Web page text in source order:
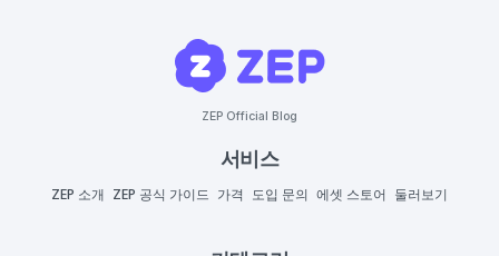
ZEP Official Blog
서비스
ZEP 소개 ZEP 공식 가이드 가격 도입 문의 에셋 스토어 둘러보기